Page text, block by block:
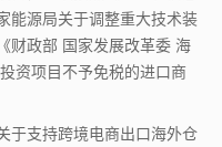
能源局关于调整重大技术装
财政部 国家发展改革委 海
资项目不予免税的进口商
于支持跨境电商出口海外仓